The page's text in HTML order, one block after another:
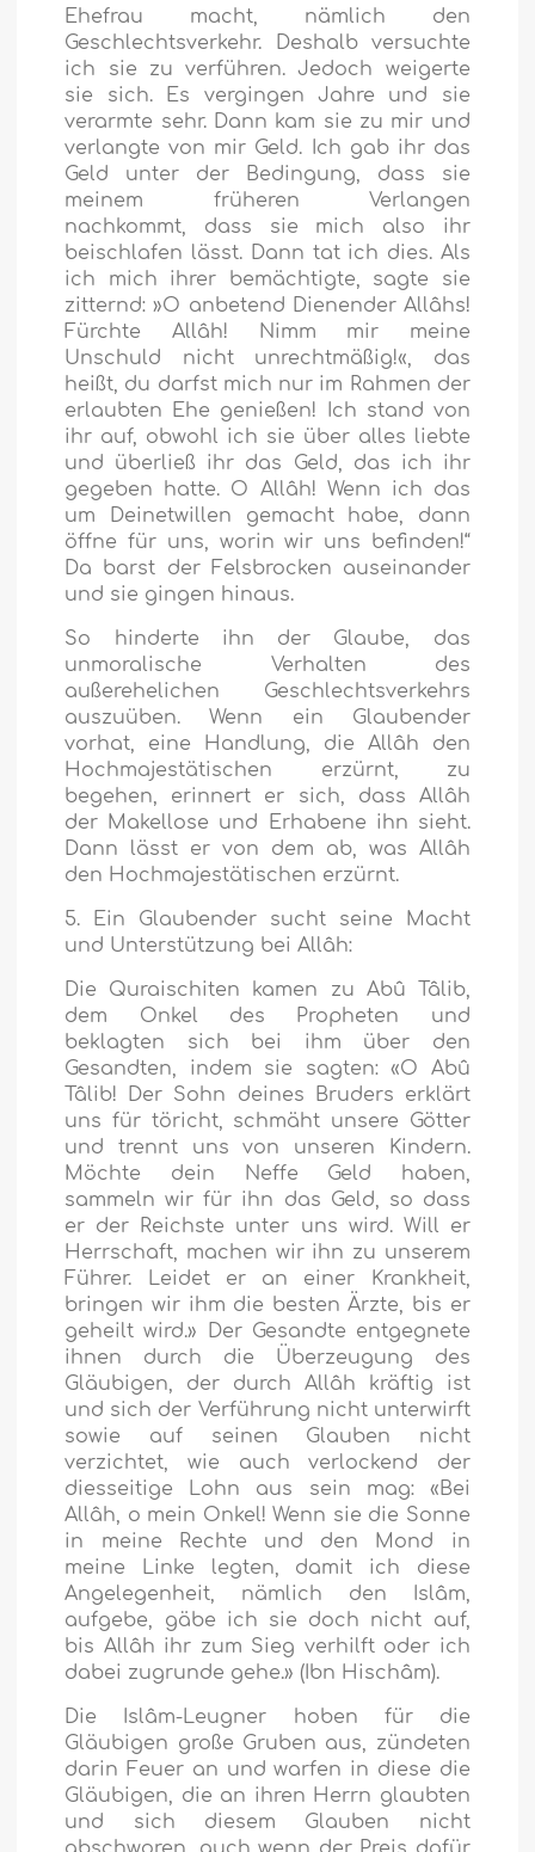
Ehefrau macht, nämlich den
Geschlechtsverkehr. Deshalb versuchte
ich sie zu verführen. Jedoch weigerte
sie sich. Es vergingen Jahre und sie
verarmte sehr. Dann kam sie zu mir und
verlangte von mir Geld. Ich gab ihr das
Geld unter der Bedingung, dass sie
meinem früheren Verlangen
nachkommt, dass sie mich also ihr
beischlafen lässt. Dann tat ich dies. Als
ich mich ihrer bemächtigte, sagte sie
zitternd: »O anbetend Dienender Allâhs!
Fürchte Allâh! Nimm mir meine
Unschuld nicht unrechtmäßig!«, das
heißt, du darfst mich nur im Rahmen der
erlaubten Ehe genießen! Ich stand von
ihr auf, obwohl ich sie über alles liebte
und überließ ihr das Geld, das ich ihr
gegeben hatte. O Allâh! Wenn ich das
um Deinetwillen gemacht habe, dann
öffne für uns, worin wir uns befinden!“
Da barst der Felsbrocken auseinander
und sie gingen hinaus.
So hinderte ihn der Glaube, das
unmoralische Verhalten des
außerehelichen Geschlechtsverkehrs
auszuüben. Wenn ein Glaubender
vorhat, eine Handlung, die Allâh den
Hochmajestätischen erzürnt, zu
begehen, erinnert er sich, dass Allâh
der Makellose und Erhabene ihn sieht.
Dann lässt er von dem ab, was Allâh
den Hochmajestätischen erzürnt.
5. Ein Glaubender sucht seine Macht
und Unterstützung bei Allâh:
Die Quraischiten kamen zu Abû Tâlib,
dem Onkel des Propheten und
beklagten sich bei ihm über den
Gesandten, indem sie sagten: «O Abû
Tâlib! Der Sohn deines Bruders erklärt
uns für töricht, schmäht unsere Götter
und trennt uns von unseren Kindern.
Möchte dein Neffe Geld haben,
sammeln wir für ihn das Geld, so dass
er der Reichste unter uns wird. Will er
Herrschaft, machen wir ihn zu unserem
Führer. Leidet er an einer Krankheit,
bringen wir ihm die besten Ärzte, bis er
geheilt wird.» Der Gesandte entgegnete
ihnen durch die Überzeugung des
Gläubigen, der durch Allâh kräftig ist
und sich der Verführung nicht unterwirft
sowie auf seinen Glauben nicht
verzichtet, wie auch verlockend der
diesseitige Lohn aus sein mag: «Bei
Allâh, o mein Onkel! Wenn sie die Sonne
in meine Rechte und den Mond in
meine Linke legten, damit ich diese
Angelegenheit, nämlich den Islâm,
aufgebe, gäbe ich sie doch nicht auf,
bis Allâh ihr zum Sieg verhilft oder ich
dabei zugrunde gehe.» (Ibn Hischâm).
Die Islâm-Leugner hoben für die
Gläubigen große Gruben aus, zündeten
darin Feuer an und warfen in diese die
Gläubigen, die an ihren Herrn glaubten
und sich diesem Glauben nicht